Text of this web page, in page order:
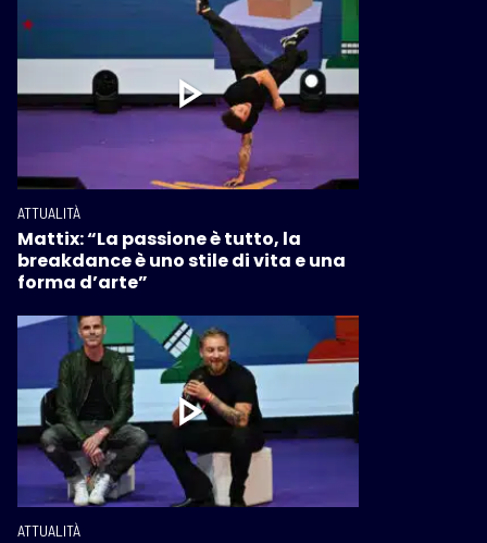
ATTUALITÀ
Mattix: “La passione è tutto, la
breakdance è uno stile di vita e una
forma d’arte”
ATTUALITÀ